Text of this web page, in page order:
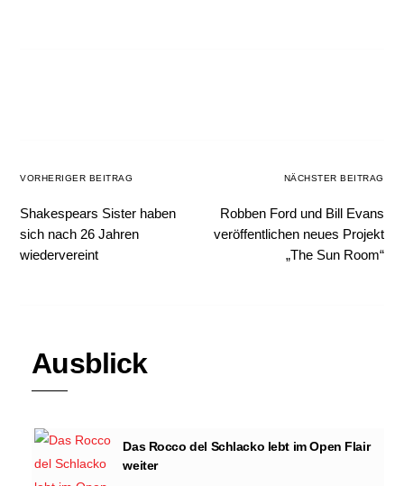
VORHERIGER BEITRAG
Shakespears Sister haben
sich nach 26 Jahren
wiedervereint
NÄCHSTER BEITRAG
Robben Ford und Bill Evans
veröffentlichen neues Projekt
„The Sun Room“
Ausblick
Das Rocco del Schlacko lebt im Open Flair
weiter